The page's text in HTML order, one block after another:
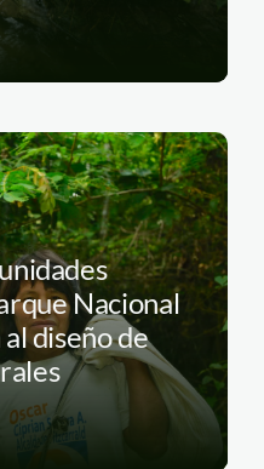
Nacional
diseño de